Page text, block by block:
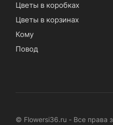
Цветы в коробках
Цветы в корзинах
Кому
Повод
© Flowersi36.ru - Все права